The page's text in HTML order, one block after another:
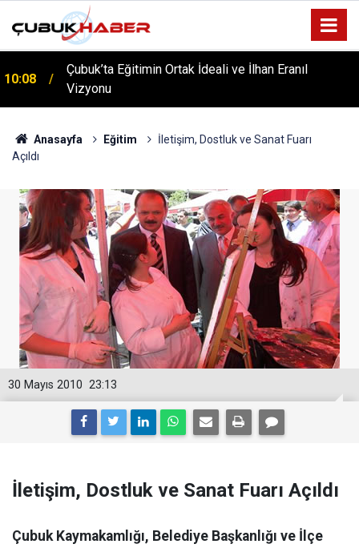
12:06
ÇUBUK’TA ‘YAZA MERHABA’ COŞKUSU: Kursiyerler
Gönüllerince Eğlendi!
Anasayfa Eğitim
İletişim, Dostluk ve Sanat Fuarı
Açıldı
23:13
30 Mayıs 2010
İletişim, Dostluk ve Sanat Fuarı Açıldı
Çubuk Kaymakamlığı, Belediye Başkanlığı ve İlçe